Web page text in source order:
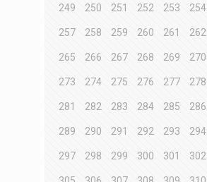
249 250 251 252 253 254
257 258 259 260 261 262
265 266 267 268 269 270
273 274 275 276 277 278
281 282 283 284 285 286
289 290 291 292 293 294
297 298 299 300 301 302